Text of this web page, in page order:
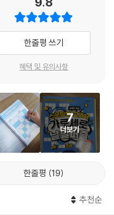
등 1~2학년 교과서 어휘들이
도 일부 넣었습니다. 학년과
이 될 것입니다.
닙니다. 재미있게 퍼즐을 푸
것을 넘어서서, ‘어떻게 하
바로 잡힐까?’ ‘어떻게 해
아이들 머리에 쏙쏙 박힐
퍼즐이어서 그렇습니다.
쏭달쏭한 낱말들, ‘ㅅ’ ‘ㅆ’ 등
뚜라미’ 등 의외로 잘못 쓰
수 있도록 퍼즐 곳곳에 교묘
한줄평 쓰기
혜택 및 유의사항
7
더보기
한줄평 19
추천순